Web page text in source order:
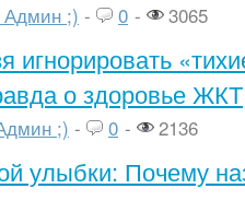
;) - 0 - 3065
игнорировать
о здоровье ЖКТ
;) - 0 - 2136
улыбки: Почему